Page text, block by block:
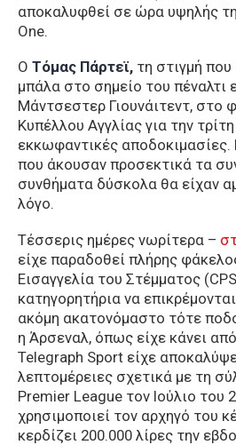
αποκαλυφθεί σε ώρα υψηλής
One.
Ο Τόμας Πάρτεϊ, τη στιγμή
μπάλα στο σημείο του πέναλτι
Μάντσεστερ Γιουνάιτεντ, στο
Κυπέλλου Αγγλίας για την
εκκωφαντικές αποδοκιμασίες.
που άκουσαν προσεκτικά τα
συνθήματα δύσκολα θα είχαν
λόγο.
Τέσσερις ημέρες νωρίτερα –
είχε παραδοθεί πλήρης
Εισαγγελία του Στέμματος
κατηγορητήρια να
ακόμη ακατονόμαστο τότε
η Άρσεναλ, όπως είχε κάνει
Telegraph Sport είχε
λεπτομέρειες σχετικά με τη
Premier League τον Ιούλιο του
χρησιμοποιεί τον αρχηγό του
κερδίζει 200.000 λίρες την